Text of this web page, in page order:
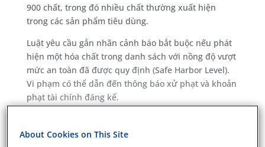
900 chất, trong đó nhiều chất thường xuất hiện
trong các sản phẩm tiêu dùng.
Luật yêu cầu gắn nhãn cảnh báo bắt buộc nếu phát
hiện một hóa chất trong danh sách với nồng độ vượt
mức an toàn đã được quy định (Safe Harbor Level).
Vi phạm có thể dẫn đến thông báo xử phạt và khoản
phạt tài chính đáng kể.
các quy định kiểm soát hàm lượng như REACH, Prop
About Cookies on This Site